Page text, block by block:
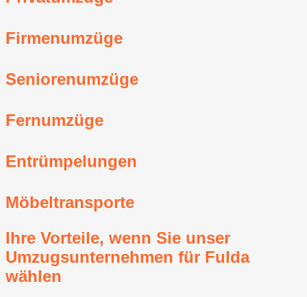
Firmenumzüge
Seniorenumzüge
Fernumzüge
Entrümpelungen
Möbeltransporte
Ihre Vorteile, wenn Sie unser
Umzugsunternehmen für Fulda
wählen